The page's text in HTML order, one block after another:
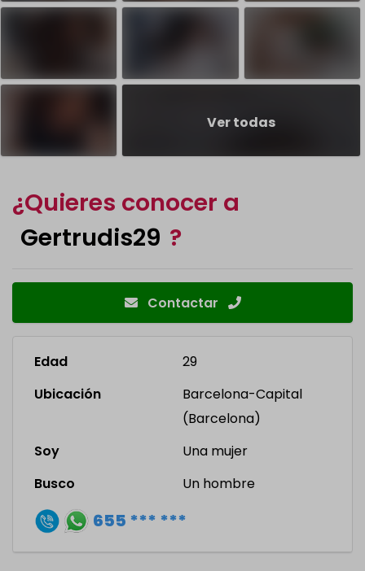
Ver todas
¿Quieres conocer a
Gertrudis29 ?
Contactar
Edad
29
Ubicación
Barcelona-Capital
(Barcelona)
Soy
Una mujer
Busco
Un hombre
655 *** ***